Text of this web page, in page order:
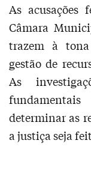
As acusações
Câmara
trazem à
gestão de
As
determinar as
a justiça seja